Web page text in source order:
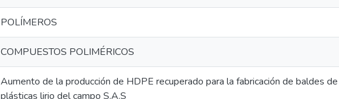
POLÍMEROS
COMPUESTOS POLIMÉRICOS
Aumento de la producción de HDPE recuperado para la fabricación de baldes
plásticas lirio del campo S.A.S